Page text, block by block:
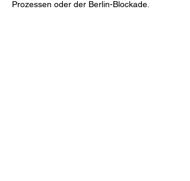
Prozessen oder der Berlin-Blockade.